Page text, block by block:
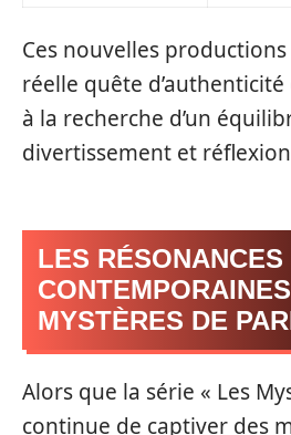
Ces nouvelles
réelle quête
à la recherche d’un
divertissement et
LES RÉSONANCES
MYSTÈRES DE
Alors que la série « Les
continue de captiver des